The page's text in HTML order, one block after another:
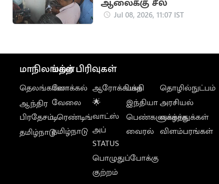
Jul 08, 2026, 11:07 IST
மாநிலங்கள்
தெலங்கானா
ஆந்திர
பிரதேசம்
தமிழ்நாடு
மற்ற பிரிவுகள்
லோக்கல்
வேலை
டிரெண்டிங்
தமிழ்நாடு
ஆரோக்கியம்
🌟
வாட்ஸ்
அப்
STATUS
பொழுதுப்போக்கு
குற்றம்
பக்தி
இந்தியா
பெண்களுக்காக
வைரல்
தொழில்நுட்பம்
அரசியல்
வாழ்த்துக்கள்
விளம்பரங்கள்